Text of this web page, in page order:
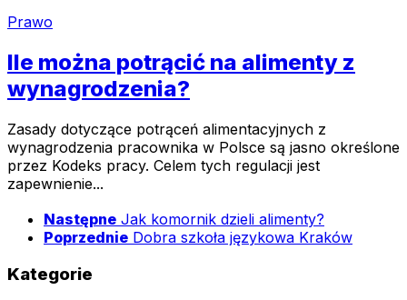
Prawo
Ile można potrącić na alimenty z
wynagrodzenia?
Zasady dotyczące potrąceń alimentacyjnych z
wynagrodzenia pracownika w Polsce są jasno określone
przez Kodeks pracy. Celem tych regulacji jest
zapewnienie...
Następne Jak komornik dzieli alimenty?
Poprzednie Dobra szkoła językowa Kraków
Kategorie